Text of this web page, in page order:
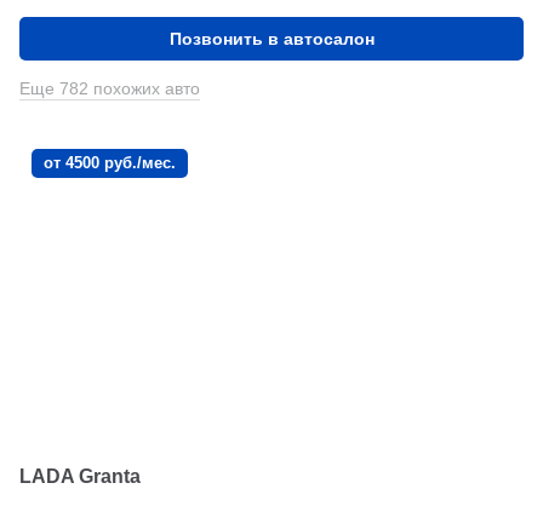
Позвонить в автосалон
Еще 782 похожих авто
от 4500 руб./мес.
LADA Granta